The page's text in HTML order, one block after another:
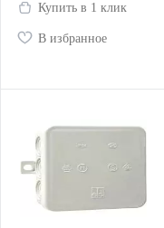
Купить в 1 клик
В избранное